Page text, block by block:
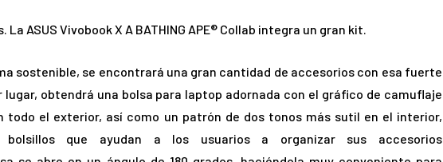
ASUS Vivobook X A BATHING APE® Collab integra un gran kit.
sostenible, se encontrará una gran cantidad de accesorios con esa fuerte
lugar, obtendrá una bolsa para laptop adornada con el gráfico de camuflaje
todo el exterior, así como un patrón de dos tonos más sutil en el interior,
bolsillos que ayudan a los usuarios a organizar sus accesorios